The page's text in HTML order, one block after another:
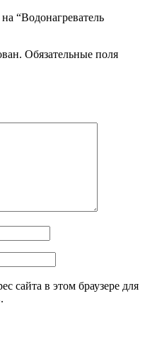
“Водонагреватель
Обязательные поля
сайта в этом браузере для